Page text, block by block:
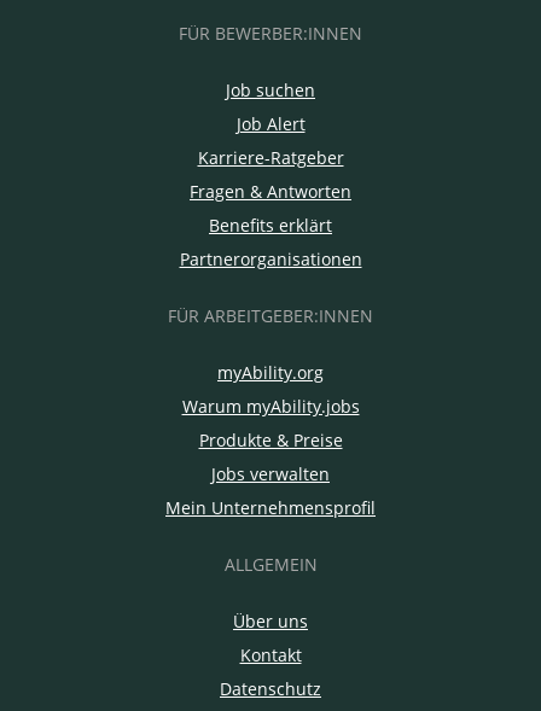
FÜR BEWERBER:INNEN
Job suchen
Job Alert
Karriere-Ratgeber
Fragen & Antworten
Benefits erklärt
Partnerorganisationen
FÜR ARBEITGEBER:INNEN
myAbility.org
Warum myAbility.jobs
Produkte & Preise
Jobs verwalten
Mein Unternehmensprofil
ALLGEMEIN
Über uns
Kontakt
Datenschutz